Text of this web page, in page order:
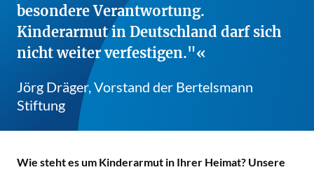
besondere Verantwortung.
Kinderarmut in Deutschland darf sich
nicht weiter verfestigen."
Jörg Dräger, Vorstand der Bertelsmann
Stiftung
Wie steht es um Kinderarmut in Ihrer Heimat? Unsere